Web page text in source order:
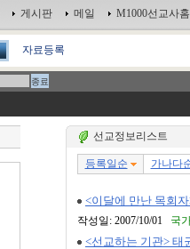
게시판 메일 M1000선교사홈
자료등록
선교정보리스트